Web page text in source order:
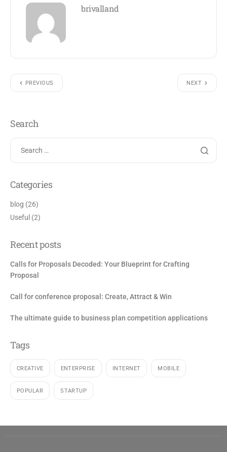
brivalland
PREVIOUS NEXT
Search
Categories
blog (26)
Useful (2)
Recent posts
Calls for Proposals Decoded: Your Blueprint for Crafting
Proposal
Call for conference proposal: Create, Attract & Win
The ultimate guide to business plan competition applications
Tags
CREATIVE ENTERPRISE INTERNET MOBILE
POPULAR STARTUP